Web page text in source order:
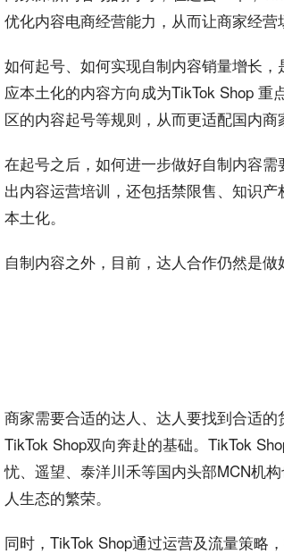
优化内容电商经营能力，从而让商家经营
如何起号、如何实现自制内容销量增长
应本土化的内容方向成为TikTok Shop
区的内容起号等规则，从而更适配国内商
在起号之后，如何进一步做好自制内容需
出内容运营培训，还包括禁限售、 知识产
本土化。
自制内容之外，目前，达人合作仍然是做
商家需要合适的达人、达人要找到合适
TikTok Shop双向奔赴的基础。TikTok
忧、遥望、泰洋川禾等国内头部MCN机
人生态的繁荣。
同时，TikTok Shop通过运营及流量策略